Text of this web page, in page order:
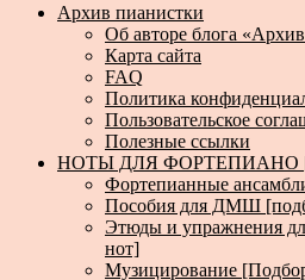
Архив пианистки
Об авторе блога
Карта сайта
FAQ
Политика
Пользовательское
Полезные ссылки
НОТЫ ДЛЯ ФОРТЕПИАНО
Фортепианные
Пособия для ДМШ
Этюды и упражнения
нот]
Музицирование